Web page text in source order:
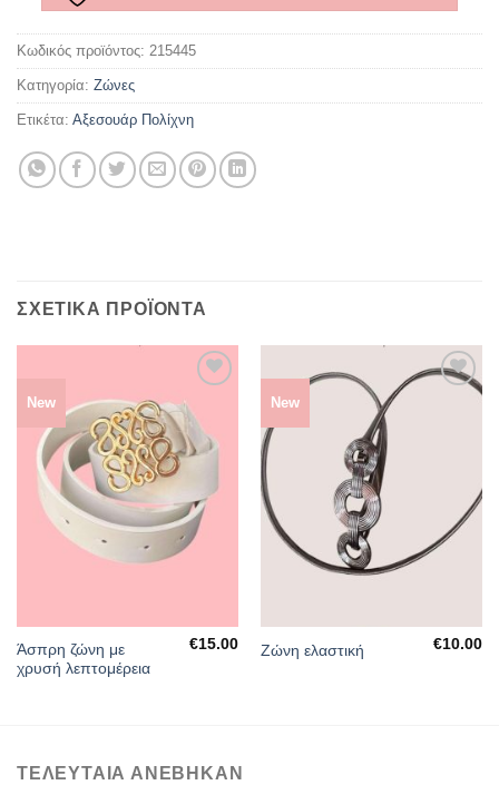
Κωδικός προϊόντος: 215445
Κατηγορία: Ζώνες
Ετικέτα: Αξεσουάρ Πολίχνη
ΣΧΕΤΙΚΆ ΠΡΟΪΌΝΤΑ
New
ΠΡΌΣΘΉΚΗ
ΣΤΗΝ
ΛΊΣΤΑ
ΕΠΙΘΥΜΙΏΝ
Άσπρη ζώνη με
χρυσή λεπτομέρεια
€15.00
New
ΠΡΌΣΘΉΚΗ
ΕΠΙΘΥΜΙΏΝ
Ζώνη ελαστική €10.00
ΤΕΛΕΥΤΑΙΑ ΑΝΕΒΗΚΑΝ